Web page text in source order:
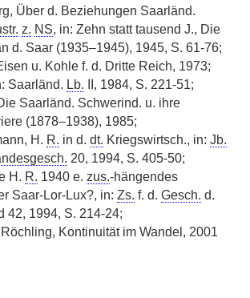
Über d. Beziehungen Saarländ.
z. NS, in: Zehn statt tausend J., Die
d. Saar (1935–1945), 1945, S. 61-76;
u. Kohle f. d. Dritte Reich, 1973;
Saarländ. Lb. II, 1984, S. 221-51;
Saarländ. Schwerind. u. ihre
(1878–1938), 1985;
H. R. in d. dt. Kriegswirtsch., in: Jb.
20, 1994, S. 405-50;
H. R. 1940 e. zus.-hängendes
Saar-Lor-Lux?, in: Zs. f. d. Gesch. d.
42, 1994, S. 214-24;
Kontinuität im Wandel, 2001